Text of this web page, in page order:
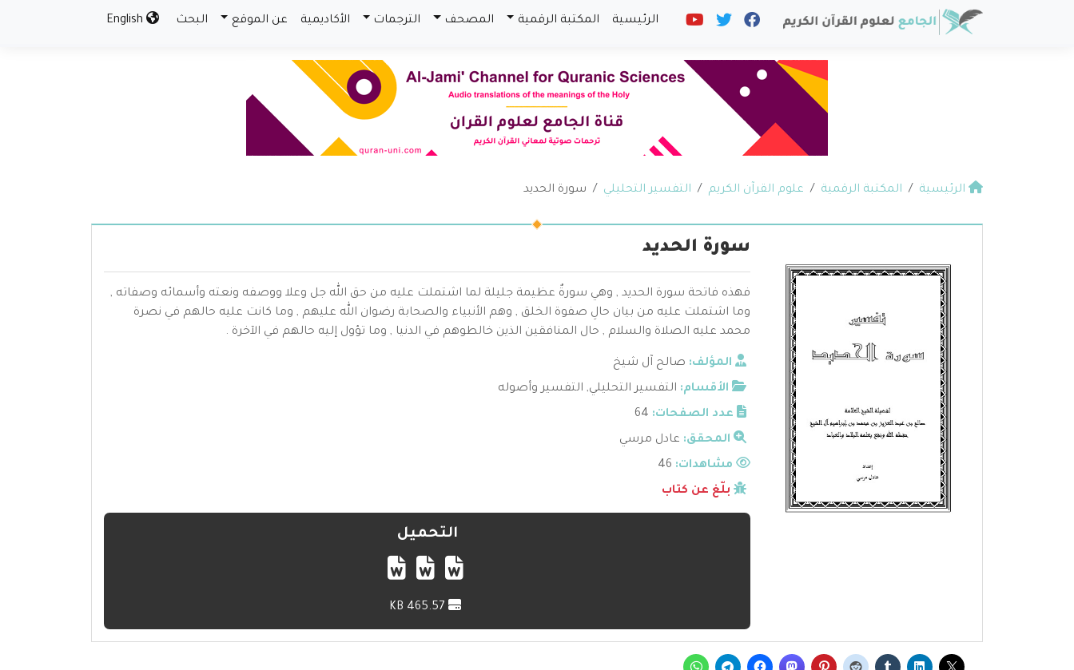
الرئيسية المكتبة الرقمية المصحف الترجمات الأكاديمية عن الموقع البحث
الرئيسية المكتبة الرقمية علوم القرآن الكريم التفسير التحليلي سورة الحديد
سورة الحديد
فهذه فاتحة سورة الحديد , وهي سورةٌ عظيمة جليلة لما اشتملت عليه من حق الله جل وعلا ووصفه ونعته وأسمائه وصفاته ,
وما اشتملت عليه من بيان حالِ صفوة الخلق , وهم الأنبياء والصحابة رضوان الله عليهم , وما كانت عليه حالهم في نصرة
محمد عليه الصلاة والسلام , حال المنافقين الذين خالطوهم في الدنيا , وما تؤول إليه حالهم في الآخرة .
المؤلف: صالح آل شيخ
الأقسام: التفسير التحليلي, التفسير وأصوله
عدد الصفحات: 64
المحقق: عادل مرسي
مشاهدات:
بلّغ عن كتاب
التحميل